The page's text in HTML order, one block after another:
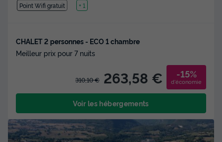
Point Wifi gratuit Lac
+ 1
CHALET 2 personnes - ECO 1 chambre
Meilleur prix pour 7 nuits
310,10 € 263,58 € -15%
d'économie
Voir les hébergements